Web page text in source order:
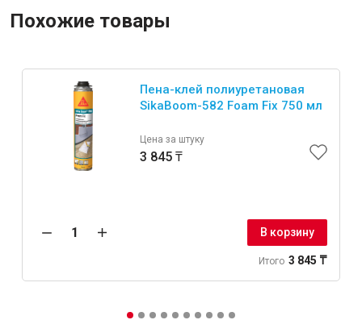
Похожие товары
Пена-клей полиуретановая
SikaBoom-582 Foam Fix 750 мл
Цена за штуку
3 845 ₸
В корзину
Итого 3 845 ₸